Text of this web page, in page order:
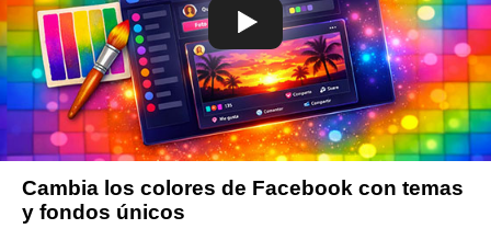
Cambia los colores de Facebook con temas
y fondos únicos